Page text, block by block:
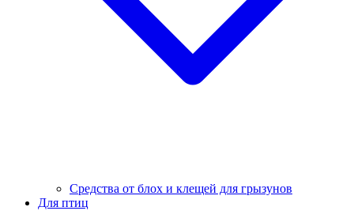
Средства от блох и клещей для грызунов
Для птиц